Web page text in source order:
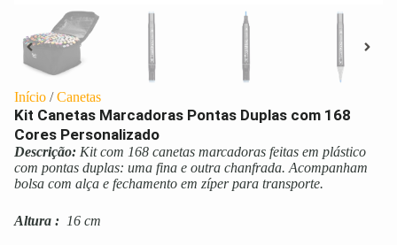
Início /Canetas
Kit Canetas Marcadoras Pontas Duplas com 168
Cores Personalizado
Descrição: Kit com 168 canetas marcadoras feitas em plástico
com pontas duplas: uma fina e outra chanfrada. Acompanham
bolsa com alça e fechamento em zíper para transporte.
Altura : 16 cm